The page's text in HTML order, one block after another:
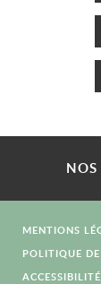
NOS
MENTIONS
POLITIQUE